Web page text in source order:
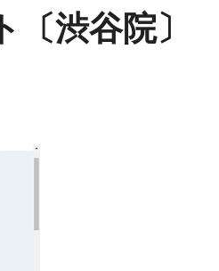
〔渋谷院〕